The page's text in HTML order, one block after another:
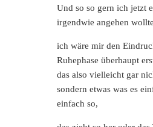
Und so so gern ich jetzt
irgendwie angehen
ich wäre mir den
Ruhephase überhaupt
das also vielleicht gar
sondern etwas was es
einfach so,